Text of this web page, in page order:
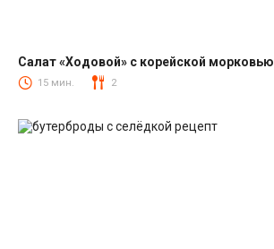
Салаты с корейской морковкой
Салат «Ходовой» с корейской морковью
15 мин. 2